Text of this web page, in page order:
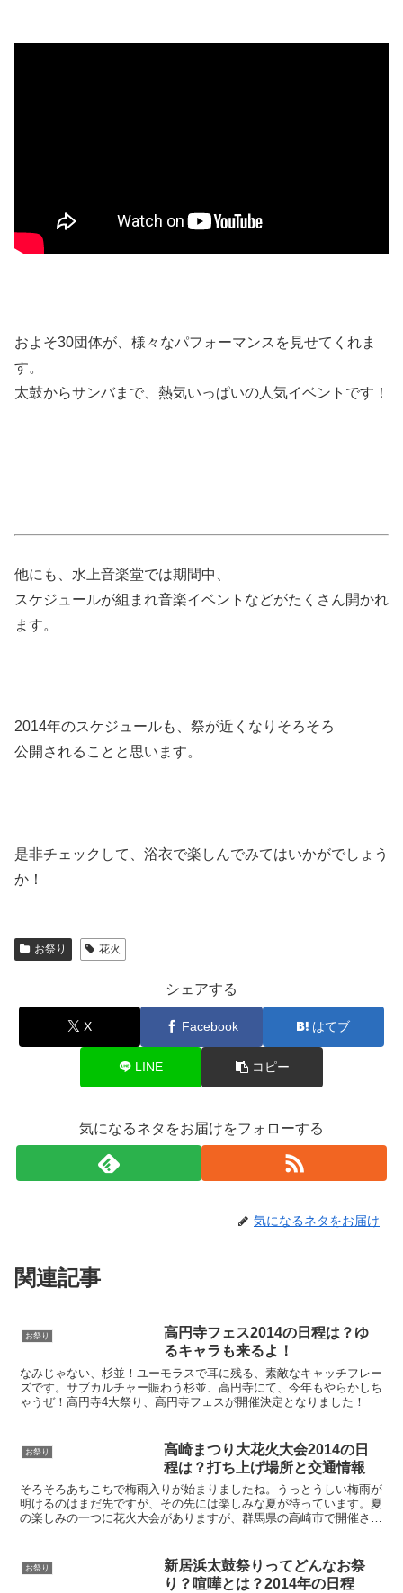
およそ30団体が、様々なパフォーマンスを見せてくれま
す。
太鼓からサンバまで、熱気いっぱいの人気イベントです！
他にも、水上音楽堂では期間中、
スケジュールが組まれ音楽イベントなどがたくさん開かれ
ます。
2014年のスケジュールも、祭が近くなりそろそろ
公開されることと思います。
是非チェックして、浴衣で楽しんでみてはいかがでしょう
か！
お祭り 花火
シェアする
X Facebook はてブ
LINE コピー
気になるネタをお届けをフォローする
気になるネタをお届け
関連記事
お祭り
高円寺フェス2014の日程は？ゆ
るキャラも来るよ！
なみじゃない、杉並！ユーモラスで耳に残る、素敵なキャッチフレー
ズです。サブカルチャー賑わう杉並、高円寺にて、今年もやらかしち
ゃうぜ！高円寺4大祭り、高円寺フェスが開催決定となりました！
お祭り
高崎まつり大花火大会2014の日
程は？打ち上げ場所と交通情報
そろそろあちこちで梅雨入りが始まりましたね。うっとうしい梅雨が
明けるのはまだ先ですが、その先には楽しみな夏が待っています。夏
の楽しみの一つに花火大会がありますが、群馬県の高崎市で開催され
お祭り
新居浜太鼓祭りってどんなお祭
り？喧嘩とは？2014年の日程